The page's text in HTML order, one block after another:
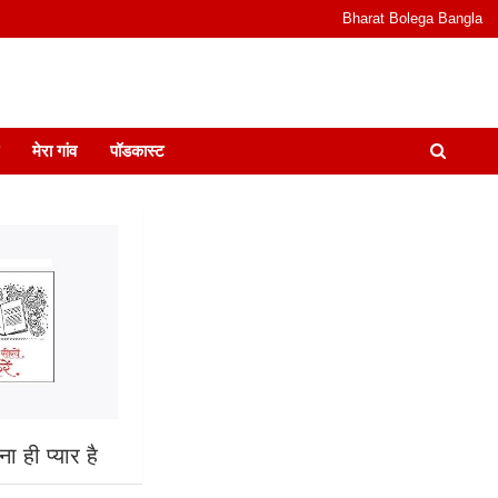
Bharat Bolega Bangla
I जानकारी भी समझदारी भी और पॉडकास्ट
मेरा गांव पॉडकास्ट
ही प्यार है